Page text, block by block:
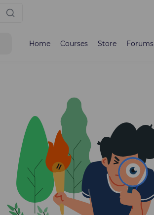
Home Courses Store Forums